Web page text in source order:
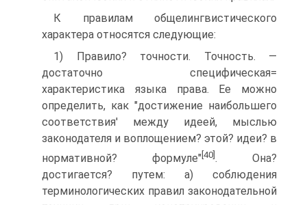
К правилам общелингвистического
характера относятся следующие:
1) Правило? точности. Точность. —
достаточно специфическая=
характеристика языка права. Ее можно
определить, как "достижение наибольшего
соответствия' между идеей, мыслью
законодателя и воплощением? этой? идеи? в
нормативной? формуле" [40]. Она?
достигается? путем: а) соблюдения
терминологических правил законодательной